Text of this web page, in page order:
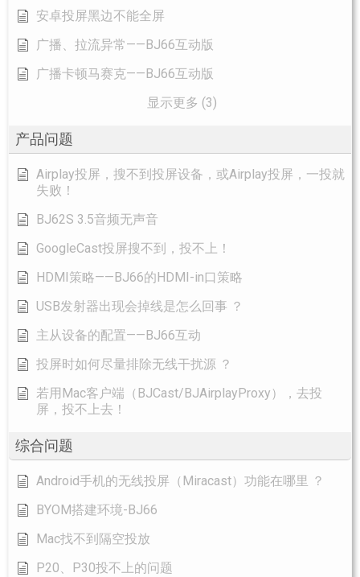
安卓投屏黑边不能全屏
广播、拉流异常——BJ66互动版
广播卡顿马赛克——BJ66互动版
显示更多 (3)
产品问题
Airplay投屏，搜不到投屏设备，或Airplay投屏，一投就
失败！
BJ62S 3.5音频无声音
GoogleCast投屏搜不到，投不上！
HDMI策略——BJ66的HDMI-in口策略
USB发射器出现会掉线是怎么回事 ？
主从设备的配置——BJ66互动
投屏时如何尽量排除无线干扰源 ？
若用Mac客户端（BJCast/BJAirplayProxy），去投
屏，投不上去！
综合问题
Android手机的无线投屏（Miracast）功能在哪里 ？
BYOM搭建环境-BJ66
Mac找不到隔空投放
P20、P30投不上的问题